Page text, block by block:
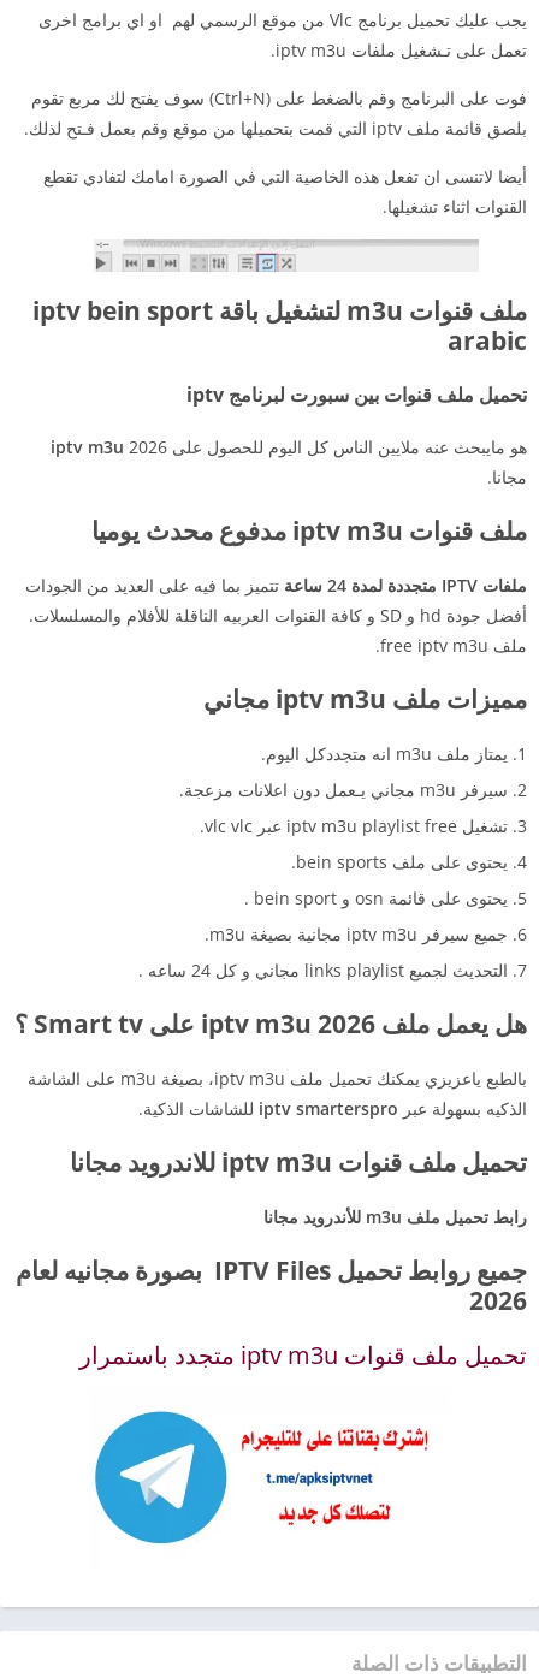
يجب عليك تحميل برنامج Vlc من موقع الرسمي لهم او اي برامج اخرى
تعمل على تـشغيل ملفات iptv m3u.
فوت على البرنامج وقم بالضغط على (Ctrl+N) سوف يفتح لك مربع تقوم
بلصق قائمة ملف iptv التي قمت بتحميلها من موقع وقم بعمل فـتح لذلك.
أيضا لاتنسى ان تفعل هذه الخاصية التي في الصورة امامك لتفادي تقطع
القنوات اثناء تشغيلها.
ملف قنوات m3u لتشغيل باقة iptv bein sport
arabic
تحميل ملف قنوات بين سبورت لبرنامج iptv
هو مايبحث عنه ملايين الناس كل اليوم للحصول على iptv m3u 2026
مجانا.
ملف قنوات iptv m3u مدفوع محدث يوميا
ملفات IPTV متجددة لمدة 24 ساعة
تتميز بما فيه على العديد من الجودات
أفضل جودة hd و SD و كافة القنوات العربيه الناقلة للأفلام والمسلسلات.
ملف free iptv m3u.
مميزات ملف iptv m3u مجاني
يمتاز ملف m3u انه متجددكل اليوم.
سيرفر m3u مجاني يـعمل دون اعلانات مزعجة.
تشغيل iptv m3u playlist free عبر vlc vlc.
يحتوى على ملف bein sports.
يحتوى على قائمة osn و bein sport .
جميع سيرفر iptv m3u مجانية بصيغة m3u.
التحديث لجميع links playlist مجاني و كل 24 ساعه .
هل يعمل ملف iptv m3u 2026 على Smart tv ؟
بالطبع ياعزيزي يمكنك تحميل ملف iptv m3u، بصيغة m3u على الشاشة
الذكيه بسهولة عبر iptv smarterspro للشاشات الذكية.
تحميل ملف قنوات iptv m3u للاندرويد مجانا
رابط تحميل ملف m3u للأندرويد مجانا
جميع روابط تحميل IPTV Files بصورة مجانيه لعام
2026
تحميل ملف قنوات iptv m3u متجدد باستمرار
التطبيقات ذات الصلة